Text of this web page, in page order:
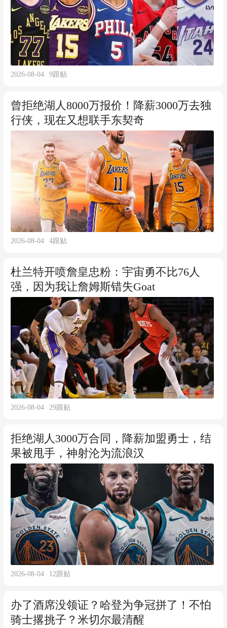
2026-08-04 9跟贴
曾拒绝湖人8000万报价！降薪3000万去独
行侠，现在又想联手东契奇
2026-08-04 4跟贴
杜兰特开喷詹皇忠粉：宇宙勇不比76人
强，因为我让詹姆斯错失Goat
2026-08-04 29跟贴
拒绝湖人3000万合同，降薪加盟勇士，结
果被甩手，神射沦为流浪汉
2026-08-04 12跟贴
办了酒席没领证？哈登为争冠拼了！不怕
骑士撂挑子？米切尔最清醒